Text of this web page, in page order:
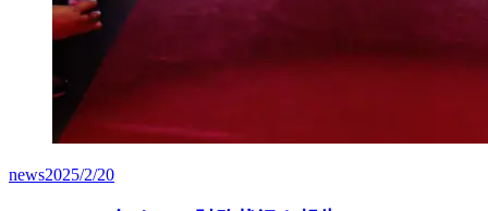
news2025/2/20